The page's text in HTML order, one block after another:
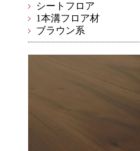
シートフロア
1本溝フロア材
ブラウン系